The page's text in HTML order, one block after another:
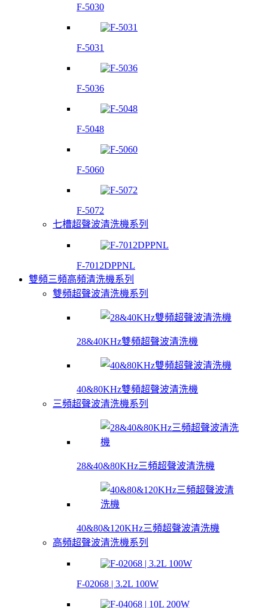
F-5030
F-5031
F-5036
F-5048
F-5060
F-5072
七槽超聲波清洗機系列
F-7012DPPNL
雙頻三頻高頻清洗機系列
雙頻超聲波清洗機系列
28&40KHz雙頻超聲波清洗機
40&80KHz雙頻超聲波清洗機
三頻超聲波清洗機系列
28&40&80KHz三頻超聲波清洗機
40&80&120KHz三頻超聲波清洗機
高頻超聲波清洗機系列
F-02068 | 3.2L 100W